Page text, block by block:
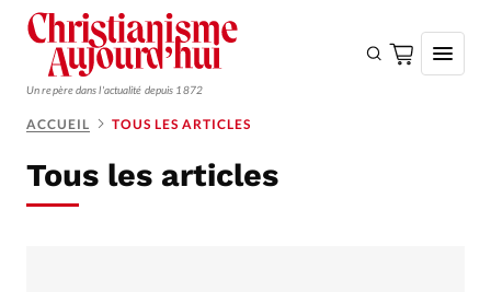
Un repère dans l'actualité depuis 1872
Monde
ACCUEIL TOUS LES ARTICLES
Tous les articles